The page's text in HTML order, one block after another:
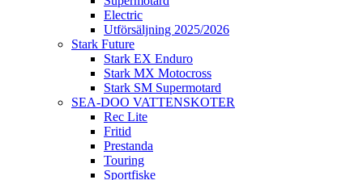
Electric
Utförsäljning 2025/2026
Stark Future
Stark EX Enduro
Stark MX Motocross
Stark SM Supermotard
SEA-DOO VATTENSKOTER
Rec Lite
Fritid
Prestanda
Touring
Sportfiske